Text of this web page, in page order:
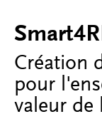
Création
pour
valeur de